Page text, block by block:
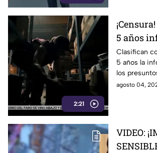
2:21
5 años
sobre
de
Inzunza
Clasifican
5 años la
los
Rocha Moya
agosto 04,
VIDEO: